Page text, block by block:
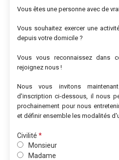
Vous êtes une personne avec de
Vous souhaitez exercer une
depuis votre domicile ?
Vous vous reconnaissez dans
rejoignez nous !
Nous vous invitons
d'inscription ci-dessous, il nous
prochainement pour nous
et définir ensemble les modalités
Civilité *
Monsieur
Madame